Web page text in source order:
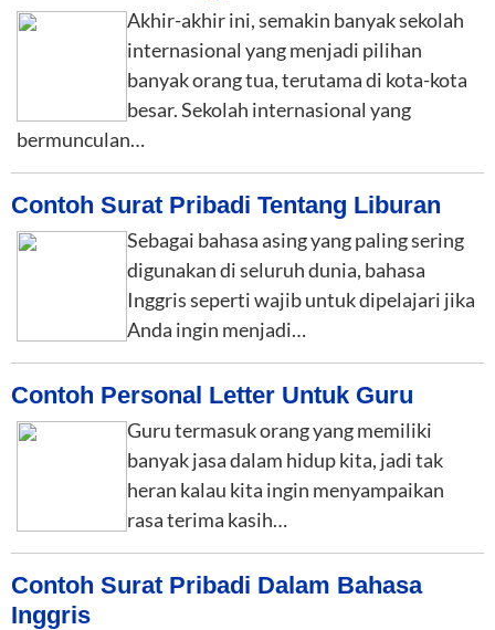
Akhir-akhir ini, semakin banyak sekolah
internasional yang menjadi pilihan
banyak orang tua, terutama di kota-kota
besar. Sekolah internasional yang
bermunculan…
Contoh Surat Pribadi Tentang Liburan
Sebagai bahasa asing yang paling sering
digunakan di seluruh dunia, bahasa
Inggris seperti wajib untuk dipelajari jika
Anda ingin menjadi…
Contoh Personal Letter Untuk Guru
Guru termasuk orang yang memiliki
banyak jasa dalam hidup kita, jadi tak
heran kalau kita ingin menyampaikan
rasa terima kasih…
Contoh Surat Pribadi Dalam Bahasa
Inggris